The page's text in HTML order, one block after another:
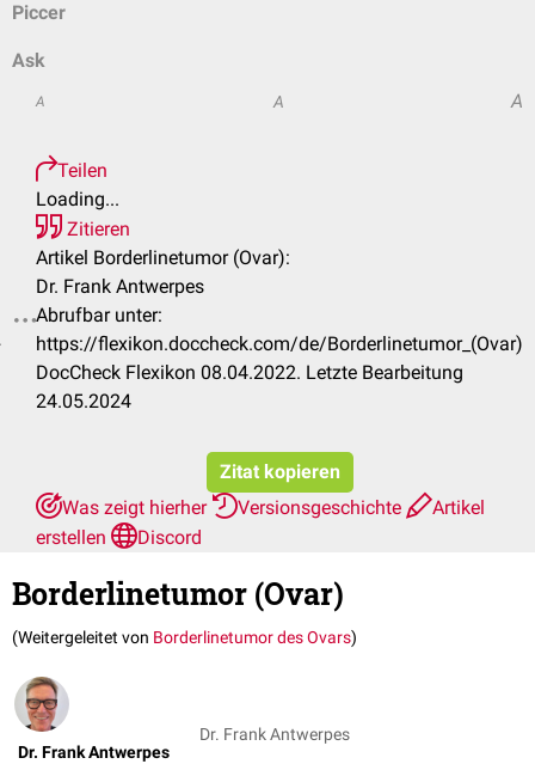
Piccer
Ask
A A A
Teilen
Loading...
Zitieren
Artikel Borderlinetumor (Ovar):
Dr. Frank Antwerpes
Abrufbar unter:
https://flexikon.doccheck.com/de/Borderlinetumor_(Ovar)
DocCheck Flexikon 08.04.2022. Letzte Bearbeitung
24.05.2024
Zitat kopieren
Was zeigt hierher
Versionsgeschichte
Artikel
erstellen
Discord
Borderlinetumor (Ovar)
(Weitergeleitet von Borderlinetumor des Ovars)
Dr. Frank Antwerpes
Dr. Frank Antwerpes